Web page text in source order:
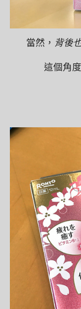
當然， 背後
這個角